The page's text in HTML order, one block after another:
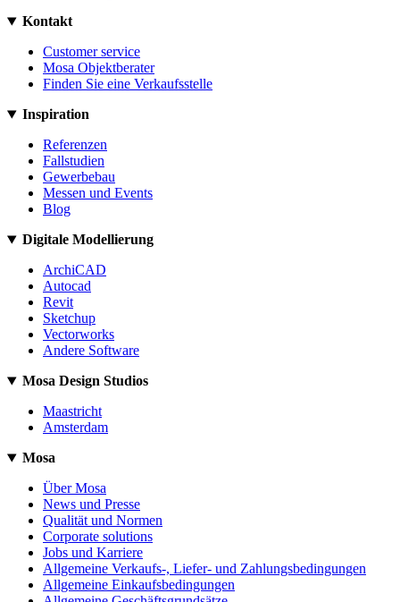
Kontakt
Customer service
Mosa Objektberater
Finden Sie eine Verkaufsstelle
Inspiration
Referenzen
Fallstudien
Gewerbebau
Messen und Events
Blog
Digitale Modellierung
ArchiCAD
Autocad
Revit
Sketchup
Vectorworks
Andere Software
Mosa Design Studios
Maastricht
Amsterdam
Mosa
Über Mosa
News und Presse
Qualität und Normen
Corporate solutions
Jobs und Karriere
Allgemeine Verkaufs-, Liefer- und Zahlungsbedingungen
Allgemeine Einkaufsbedingungen